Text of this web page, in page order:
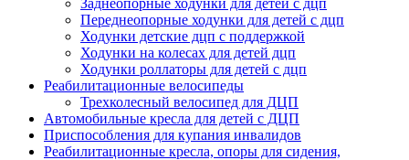
Заднеопорные ходунки для детей с дцп
Переднеопорные ходунки для детей с дцп
Ходунки детские дцп с поддержкой
Ходунки на колесах для детей дцп
Ходунки роллаторы для детей с дцп
Реабилитационные велосипеды
Трехколесный велосипед для ДЦП
Автомобильные кресла для детей с ДЦП
Приспособления для купания инвалидов
Реабилитационные кресла, опоры для сидения,